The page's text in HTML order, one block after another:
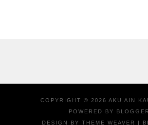
COPYRIGHT © 2026 AKU AIN
POWERED BY
BLOGGER
DESIGN BY THEME WEAVER |